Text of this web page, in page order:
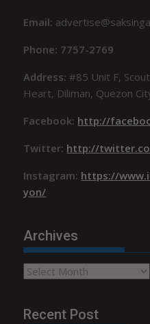
Email:
Phone: 7757-2769
Address:#85 Unit F,
Heart, Diliman, Quezon
Facebook: http://
Twitter: http://
Instagram: https://
yon/
Archives
Archives
Recent Post